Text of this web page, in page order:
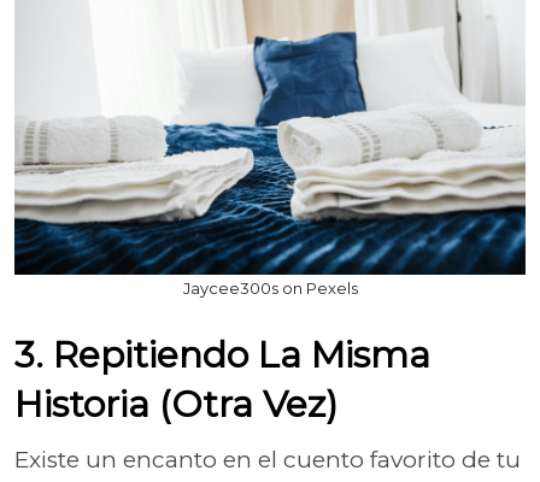
Jaycee300s on Pexels
3. Repitiendo La Misma
Historia (Otra Vez)
Existe un encanto en el cuento favorito de tu